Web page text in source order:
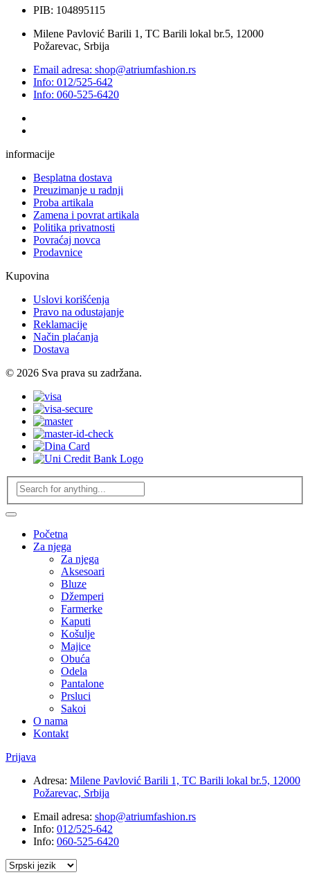
PIB: 104895115
Milene Pavlović Barili 1, TC Barili lokal br.5, 12000
Požarevac, Srbija
Email adresa: shop@atriumfashion.rs
Info: 012/525-642
Info: 060-525-6420
informacije
Besplatna dostava
Preuzimanje u radnji
Proba artikala
Zamena i povrat artikala
Politika privatnosti
Povraćaj novca
Prodavnice
Kupovina
Uslovi korišćenja
Pravo na odustajanje
Reklamacije
Način plaćanja
Dostava
© 2026 Sva prava su zadržana.
Početna
Za njega
Za njega
Aksesoari
Bluze
Džemperi
Farmerke
Kaputi
Košulje
Majice
Obuća
Odela
Pantalone
Prsluci
Sakoi
O nama
Kontakt
Prijava
Adresa: Milene Pavlović Barili 1, TC Barili lokal br.5, 12000
Požarevac, Srbija
Email adresa: shop@atriumfashion.rs
Info: 012/525-642
Info: 060-525-6420